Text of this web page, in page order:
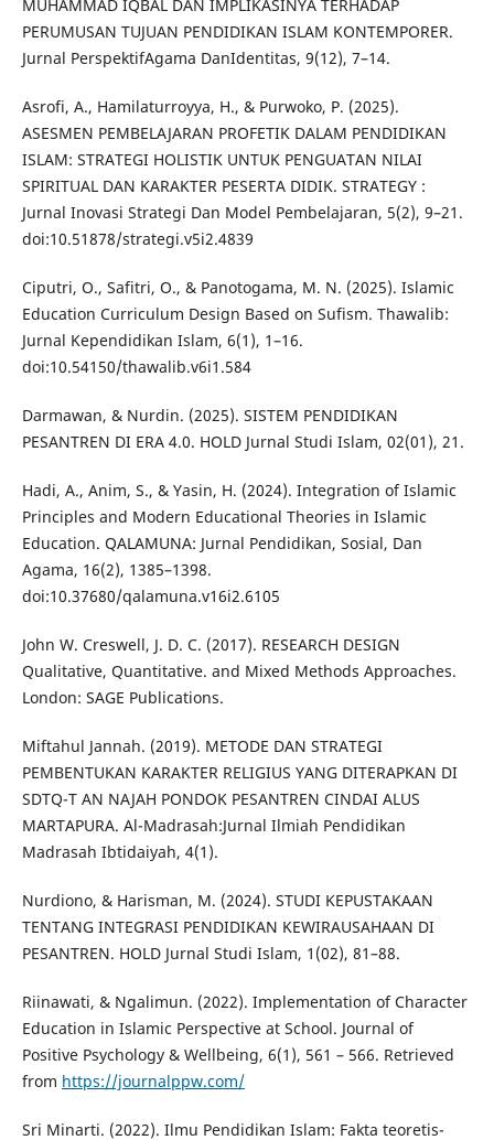
MUHAMMAD IQBAL DAN ‎IMPLIKASINYA TERHADAP
PERUMUSAN TUJUAN PENDIDIKAN ISLAM ‎KONTEMPORER.
Jurnal PerspektifAgama DanIdentitas, 9(12), 7–14.‎
Asrofi, A., Hamilaturroyya, H., & Purwoko, P. (2025).
ASESMEN PEMBELAJARAN ‎PROFETIK DALAM PENDIDIKAN
ISLAM: STRATEGI HOLISTIK UNTUK ‎PENGUATAN NILAI
SPIRITUAL DAN KARAKTER PESERTA DIDIK. STRATEGY :
‎Jurnal Inovasi Strategi Dan Model Pembelajaran, 5(2), 9–21.
‎doi:10.51878/strategi.v5i2.4839‎
Ciputri, O., Safitri, O., & Panotogama, M. N. (2025). Islamic
Education Curriculum Design Based ‎on Sufism. Thawalib:
Jurnal Kependidikan Islam, 6(1), 1–16.
‎doi:10.54150/thawalib.v6i1.584‎
Darmawan, & Nurdin. (2025). SISTEM PENDIDIKAN
PESANTREN DI ERA 4.0. HOLD ‎Jurnal Studi Islam, 02(01), 21.‎
Hadi, A., Anim, S., & Yasin, H. (2024). Integration of Islamic
Principles and Modern Educational ‎Theories in Islamic
Education. QALAMUNA: Jurnal Pendidikan, Sosial, Dan
Agama, 16(2), ‎‎1385–1398.
doi:10.37680/qalamuna.v16i2.6105‎
John W. Creswell, J. D. C. (2017). RESEARCH DESIGN
Qualitative, Quantitative. and Mixed ‎Methods Approaches.
London: SAGE Publications.‎
Miftahul Jannah. (2019). METODE DAN STRATEGI
PEMBENTUKAN KARAKTER ‎RELIGIUS YANG DITERAPKAN DI
SDTQ-T AN NAJAH PONDOK PESANTREN ‎CINDAI ALUS
MARTAPURA. Al-Madrasah:Jurnal Ilmiah Pendidikan
Madrasah ‎Ibtidaiyah, 4(1).‎
Nurdiono, & Harisman, M. (2024). STUDI KEPUSTAKAAN
TENTANG INTEGRASI ‎PENDIDIKAN KEWIRAUSAHAAN DI
PESANTREN. HOLD Jurnal Studi Islam, 1(02), ‎‎81–88.‎
Riinawati, & Ngalimun. (2022). Implementation of Character
Education in Islamic Perspective at ‎School. Journal of
Positive Psychology & Wellbeing, 6(1), 561 – 566. Retrieved
from ‎ https://journalppw.com/‎
Sri Minarti. (2022). Ilmu Pendidikan Islam: Fakta teoretis-